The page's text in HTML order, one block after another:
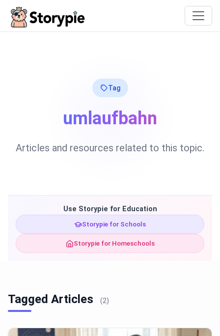
Tag
umlaufbahn
Articles and resources related to this topic.
Use Storypie for Education
Storypie for Schools
Storypie for Homeschools
Tagged Articles (2)